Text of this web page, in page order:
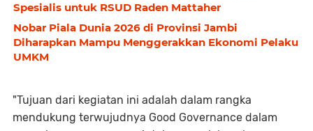
Spesialis untuk RSUD Raden Mattaher
Nobar Piala Dunia 2026 di Provinsi Jambi
Diharapkan Mampu Menggerakkan Ekonomi Pelaku
UMKM
"Tujuan dari kegiatan ini adalah dalam rangka
mendukung terwujudnya Good Governance dalam